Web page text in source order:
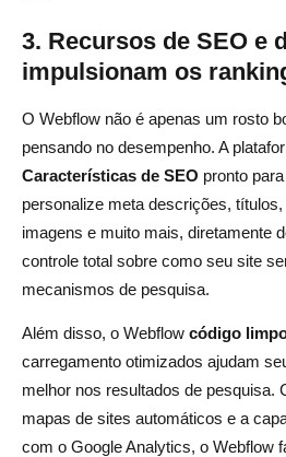
3. Recursos de SEO e
impulsionam os
O Webflow não é apenas um rosto
pensando no desempenho. A
Características de SEO pronto
personalize meta descrições,
imagens e muito mais, diretamente
controle total sobre como seu site
mecanismos de pesquisa.
Além disso, o Webflow código
carregamento otimizados ajudam
melhor nos resultados de pesquisa.
mapas de sites automáticos e a
com o Google Analytics, o Webflow